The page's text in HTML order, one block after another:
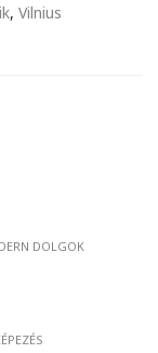
, Vilnius
DOLGOK